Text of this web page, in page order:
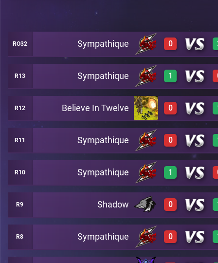
RO32 Sympathique 0
0 A23
0 A23
A29
R13 Sympathique 1
2 A17
R12 Believe In Twelve 0
0 A11
R11 Sympathique 0
0 A16
R10 Sympathique 1
3 A12
R9 Shadow 0
0 B15
R8 Sympathique 0